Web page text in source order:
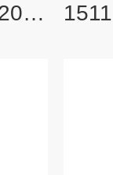
CAMOZZI光电开关MC202-C-25-FL-B